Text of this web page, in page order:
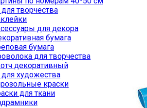
творчества
для декора
бумага
бумага
для творчества
декоративный
художества
краски
для ткани